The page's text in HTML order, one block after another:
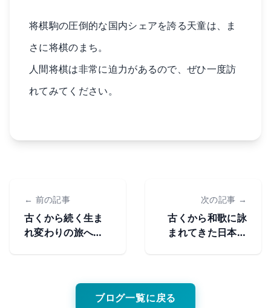
将棋駒の圧倒的な国内シェアを誇る天童は、ま
さに将棋のまち。
人間将棋は非常に迫力があるので、ぜひ一度訪
れてみてください。
← 前の記事
古くから続く生ま
れ変わりの旅へ―
次の記事 →
古くから和歌に詠
まれてきた日本三
ブログ一覧に戻る